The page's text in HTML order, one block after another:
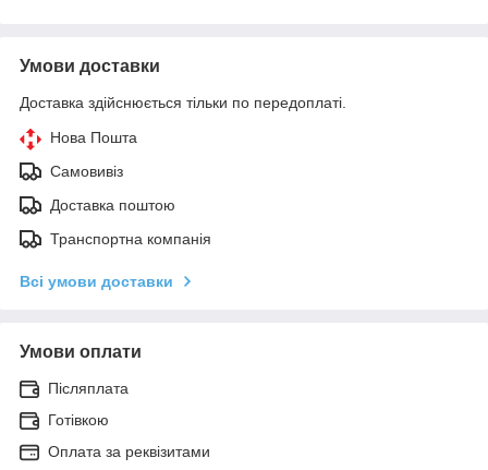
Умови доставки
Доставка здійснюється тільки по передоплаті.
Нова Пошта
Самовивіз
Доставка поштою
Транспортна компанія
Всі умови доставки
Умови оплати
Післяплата
Готівкою
Оплата за реквізитами